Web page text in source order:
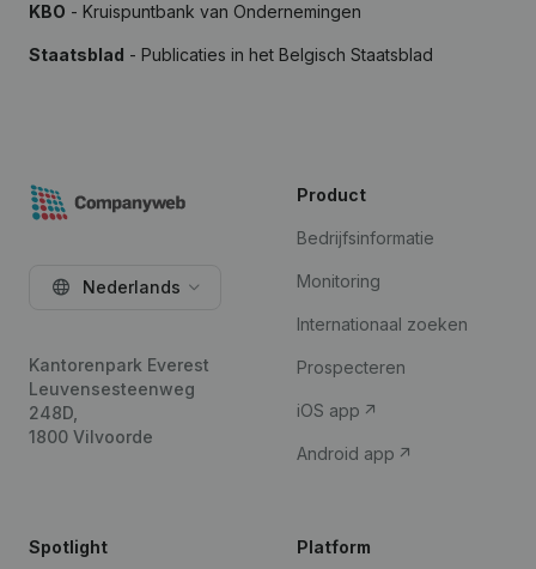
KBO - Kruispuntbank van Ondernemingen
Staatsblad - Publicaties in het Belgisch Staatsblad
Nederlands
Kantorenpark Everest
Leuvensesteenweg
248D,
1800 Vilvoorde
Product
Bedrijfsinformatie
Monitoring
Internationaal zoeken
Prospecteren
iOS app
Android app
Spotlight Platform